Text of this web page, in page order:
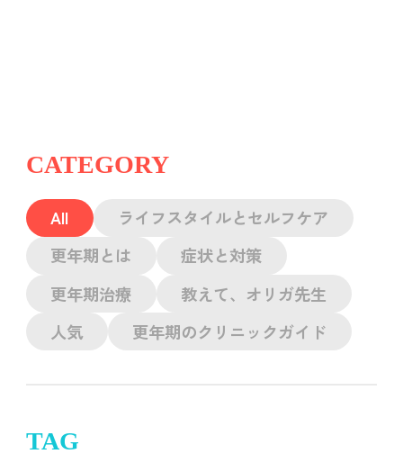
CATEGORY
All
ライフスタイルとセルフケア
更年期とは
症状と対策
更年期治療
教えて、オリガ先生
人気
更年期のクリニックガイド
TAG